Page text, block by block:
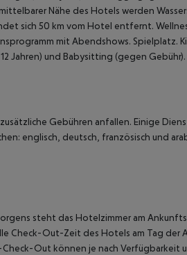
Nähe des Hotels werden
sich 50 km vom Hotel entfernt.
mit Abendshows. Spielplatz.
Jahren) und Babysitting (gegen Gebühr).
Gebühren anfallen. Einige
englisch, deutsch, französisch und
steht das Hotelzimmer am
Check-Out-Zeit des Hotels am Tag der
Out können je nach Verfügbarkeit